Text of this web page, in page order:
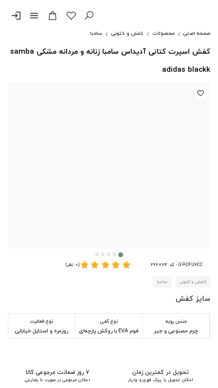
menu
login
صفحه اصلی محصولات کفش و کتونی سامبا
کفش اسپرت کتانی آدیداس سامبا زنانه و مردانه مشکی samba
adidas blackk
GP-CFU6CC - کد 266874 star
star
star
star
star(0 نظر)
کفش و کتونی سامبا
سایز کفش
جنس رویه
چرم مصنوعی و جیر
نوع کفی
فوم EVA با روکش پارچه‌ای
نوع فعالیت
روزمره و استایل خیابانی
تحویل در کمترین زمان
امکان تحویل با پیک فوری و چاپار
۷ روز ضمانت مرجوعی کالا
امکان مرجوعی در صورت نا رضایتی